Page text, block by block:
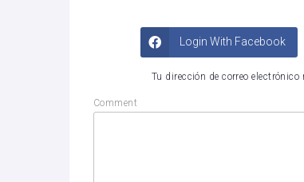
Login With Facebook
Tu dirección de correo electrónico
Comment